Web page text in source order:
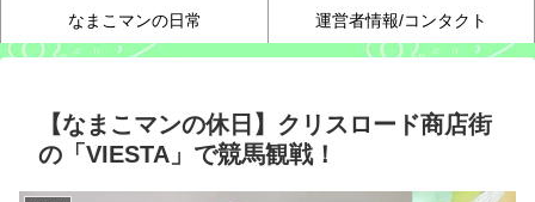
なまこマンの日常 運営者情報/コンタクト
【なまこマンの休日】クリスロード商店街
の「VIESTA」で競馬観戦！